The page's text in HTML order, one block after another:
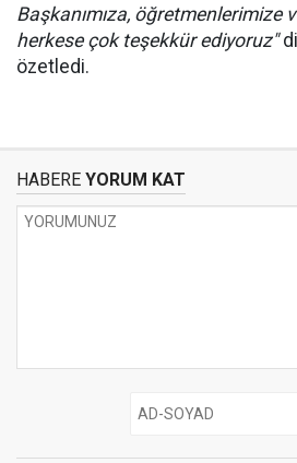
Başkanımıza, öğretmenlerimize
herkese çok teşekkür ediyoruz"
özetledi.
HABERE YORUM KAT